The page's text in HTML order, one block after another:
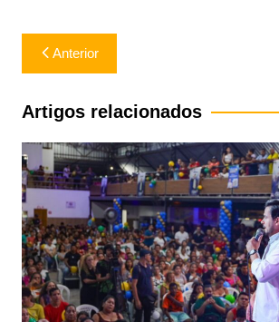
Navegação
de
Post
Anterior
Artigos relacionados